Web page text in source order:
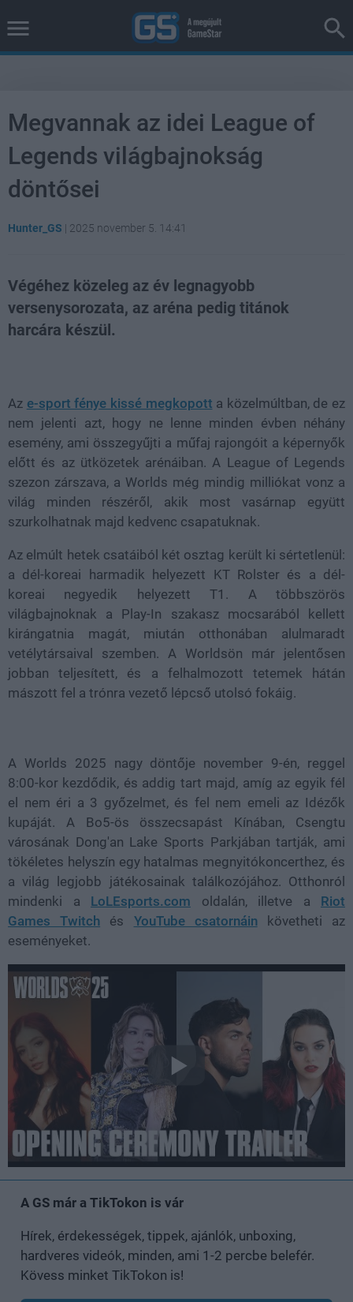
Megvannak az idei League of
Legends világbajnokság
döntősei
Hunter_GS | 2025 november 5. 14:41
Végéhez közeleg az év legnagyobb
versenysorozata, az aréna pedig titánok
harcára készül.
Az e-sport fénye kissé megkopott a közelmúltban, de ez
nem jelenti azt, hogy ne lenne minden évben néhány
esemény, ami összegyűjti a műfaj rajongóit a képernyők
előtt és az ütközetek arénáiban. A League of Legends
szezon zárszava, a Worlds még mindig milliókat vonz a
világ minden részéről, akik most vasárnap együtt
szurkolhatnak majd kedvenc csapatuknak.
Az elmúlt hetek csatáiból két osztag került ki sértetlenül:
a dél-koreai harmadik helyezett KT Rolster és a dél-
koreai negyedik helyezett T1. A többszörös
világbajnoknak a Play-In szakasz mocsarából kellett
kirángatnia magát, miután otthonában alulmaradt
vetélytársaival szemben. A Worldsön már jelentősen
jobban teljesített, és a felhalmozott tetemek hátán
mászott fel a trónra vezető lépcső utolsó fokáig.
A Worlds 2025 nagy döntője november 9-én, reggel
8:00-kor kezdődik, és addig tart majd, amíg az egyik fél
el nem éri a 3 győzelmet, és fel nem emeli az Idézők
kupáját. A Bo5-ös összecsapást Kínában, Csengtu
városának Dong'an Lake Sports Parkjában tartják, ami
tökéletes helyszín egy hatalmas megnyitókoncerthez, és
a világ legjobb játékosainak találkozójához. Otthonról
mindenki a LoLEsports.com oldalán, illetve a Riot
Games Twitch és YouTube csatornáinkövetheti az
eseményeket.
A GS már a TikTokon is vár
Hírek, érdekességek, tippek, ajánlók, unboxing,
hardveres videók, minden, ami 1-2 percbe belefér.
Kövess minket TikTokon is!